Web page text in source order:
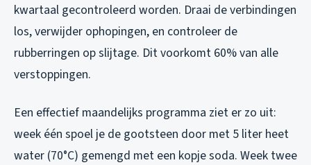
kwartaal gecontroleerd worden. Draai de verbindingen
los, verwijder ophopingen, en controleer de
rubberringen op slijtage. Dit voorkomt 60% van alle
verstoppingen.
Een effectief maandelijks programma ziet er zo uit:
week één spoel je de gootsteen door met 5 liter heet
water (70°C) gemengd met een kopje soda. Week twee